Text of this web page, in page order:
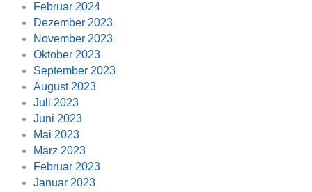
Februar 2024
Dezember 2023
November 2023
Oktober 2023
September 2023
August 2023
Juli 2023
Juni 2023
Mai 2023
März 2023
Februar 2023
Januar 2023